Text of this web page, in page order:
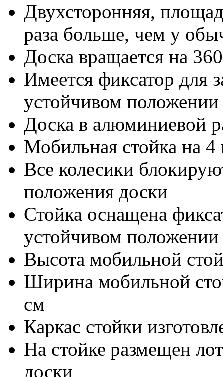
Двухсторонняя,
раза больше, чем у
Доска вращается на
Имеется фиксатор для
устойчивом положении
Доска в алюминиевой
Мобильная стойка на 4
Все колесики
положения доски
Стойка оснащена
устойчивом положении
Высота мобильной
Ширина мобильной
см
Каркас стойки
На стойке размещен
доски